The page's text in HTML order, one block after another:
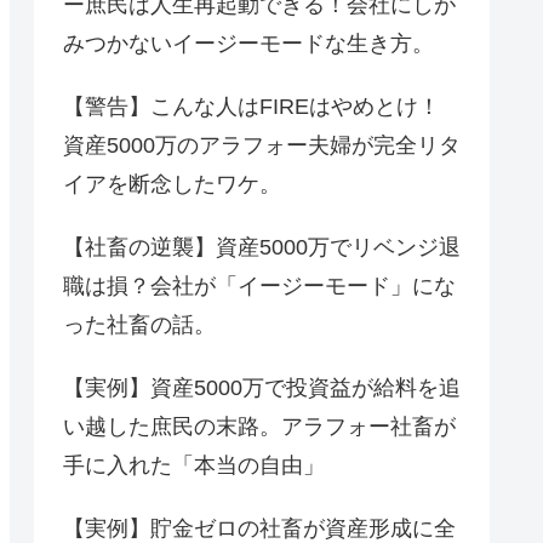
みつかないイージーモードな生き方。
【警告】こんな人はFIREはやめとけ！
資産5000万のアラフォー夫婦が完全リタ
イアを断念したワケ。
【社畜の逆襲】資産5000万でリベンジ退
職は損？会社が「イージーモード」にな
った社畜の話。
【実例】資産5000万で投資益が給料を追
い越した庶民の末路。アラフォー社畜が
手に入れた「本当の自由」
【実例】貯金ゼロの社畜が資産形成に全